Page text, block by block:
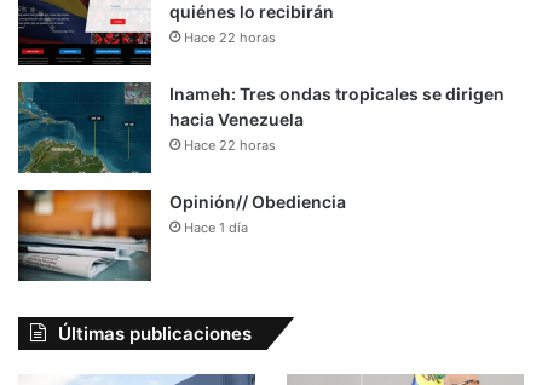
quiénes lo recibirán
Hace 22 horas
Inameh: Tres ondas tropicales se dirigen
hacia Venezuela
Hace 22 horas
Opinión// Obediencia
Hace 1 día
Últimas publicaciones